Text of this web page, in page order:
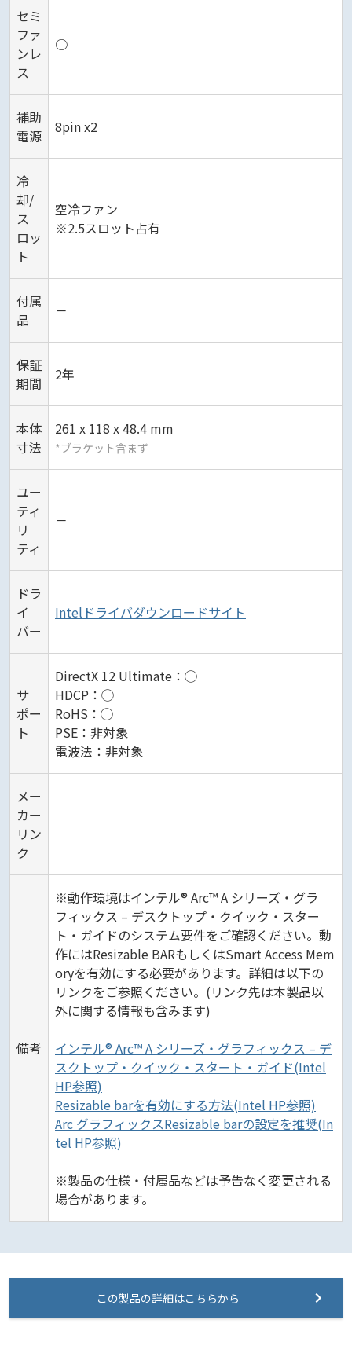
セミ
ファ
ンレ
ス
○
補助
電源
8pin x2
冷
却/
ス
ロッ
ト
空冷ファン
※2.5スロット占有
付属
品
－
保証
期間
2年
本体
寸法
261 x 118 x 48.4 mm
*ブラケット含まず
ユー
ティ
リ
ティ
－
ドラ
イ
バー
Intelドライバダウンロードサイト
サ
ポー
ト
DirectX 12 Ultimate：◯
HDCP：◯
RoHS：◯
PSE：非対象
電波法：非対象
メー
カー
リン
ク
備考
※動作環境はインテル® Arc™ A シリーズ・グラ
フィックス – デスクトップ・クイック・スター
ト・ガイドのシステム要件をご確認ください。動
作にはResizable BARもしくはSmart Access Mem
oryを有効にする必要があります。詳細は以下の
リンクをご参照ください。(リンク先は本製品以
外に関する情報も含みます)
インテル® Arc™ A シリーズ・グラフィックス – デ
スクトップ・クイック・スタート・ガイド(Intel
HP参照)
Resizable barを有効にする方法(Intel HP参照)
Arc グラフィックスResizable barの設定を推奨(In
tel HP参照)
※製品の仕様・付属品などは予告なく変更される
場合があります。
この製品の詳細はこちらから